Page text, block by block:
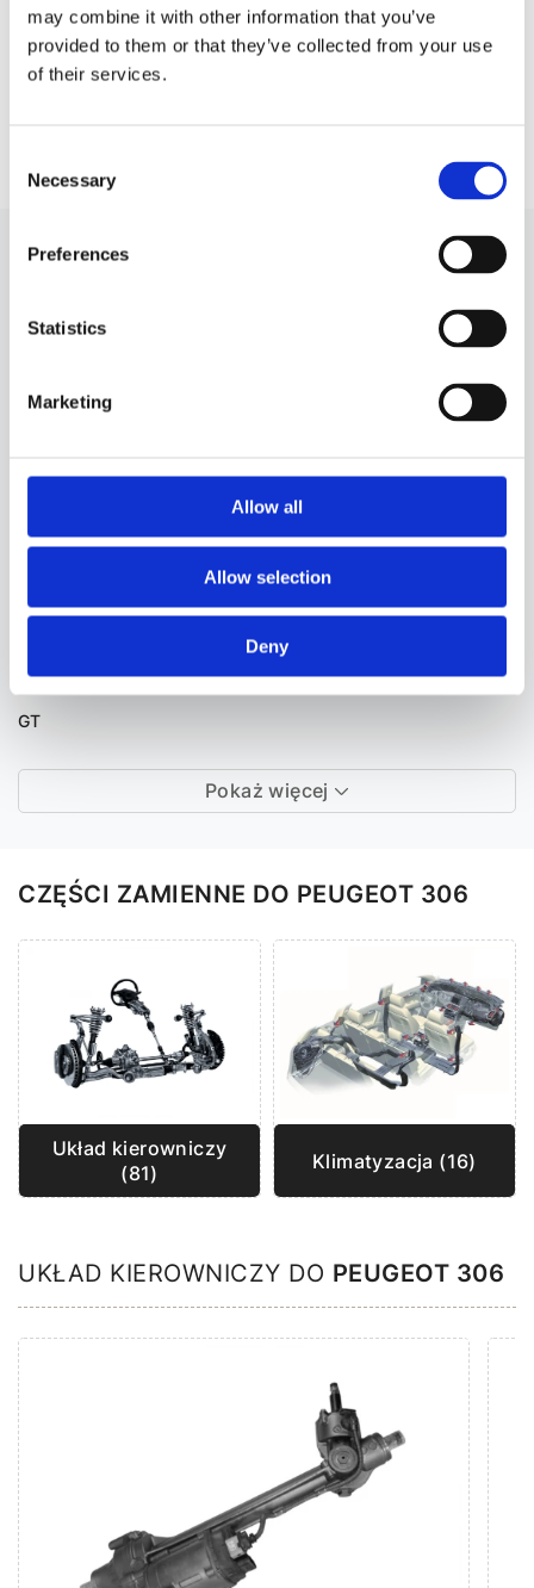
may combine it with other information that you’ve
provided to them or that they’ve collected from your use
of their services.
Selection
Necessary
Preferences
Statistics
Marketing
Allow all
Allow selection
Deny
Turbosprężarka
(turbina) Boxer
Turbosprężarka
(turbina) Expert
TURBOSPRĘŻARKA (TURBINA) DO
A
156
166
GT
Pokaż więcej
CZĘŚCI ZAMIENNE DO PEUGEOT 306
Układ kierowniczy
(81)
Klimatyzacja (16)
UKŁAD KIEROWNICZY DO PEUGEOT 306